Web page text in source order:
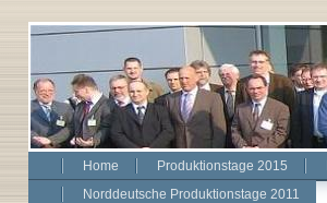
Home Produktionstage 2015
Norddeutsche Produktionstage 2011